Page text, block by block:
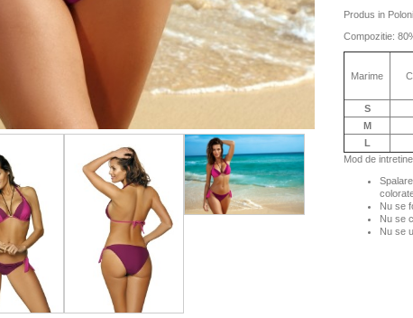
Produs in
Compozitie:
Marime
S
M
L
Mod de
Nu se
Nu se
Nu se